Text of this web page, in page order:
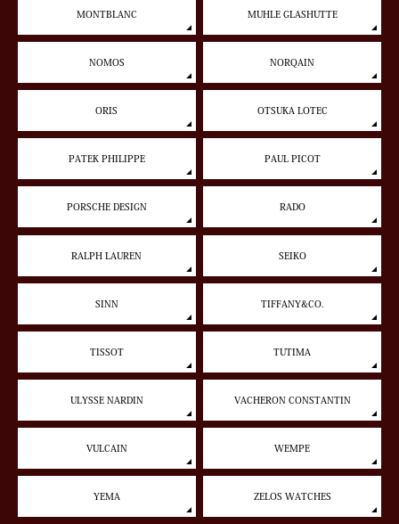
MONTBLANC MUHLE GLASHUTTE
NOMOS NORQAIN
ORIS OTSUKA LOTEC
PATEK PHILIPPE PAUL PICOT
PORSCHE DESIGN RADO
RALPH LAUREN SEIKO
SINN TIFFANY&CO.
TISSOT TUTIMA
ULYSSE NARDIN VACHERON CONSTANTIN
VULCAIN WEMPE
YEMA ZELOS WATCHES